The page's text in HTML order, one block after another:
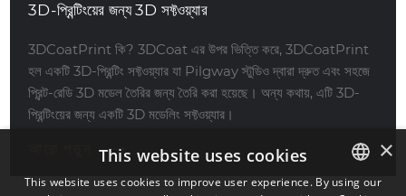
3D-প্রিন্টিংয়ের জন্য 3D সফ্টওয়্যার
3DCoatPrint কি? 3DCoat এর উপর ভিত্তি করে, 3DCoatPrint
হল একটি 3D-প্রিন্টিং সফ্টওয়্যার যা Pilgway স্টুডিও দ্বারা দ্রুত এবং সহজে
প্রিন্ট-রেডি 3D মডেল তৈরির জন্য তৈরি করা হয়েছে। অন্য কথায়, এটি 3D-
প্রিন্টিংয়ের জন্য একটি 3D মডেলিং সফ্টওয়্যার।
×
This website uses cookies
This website uses cookies to improve user experience. By using our